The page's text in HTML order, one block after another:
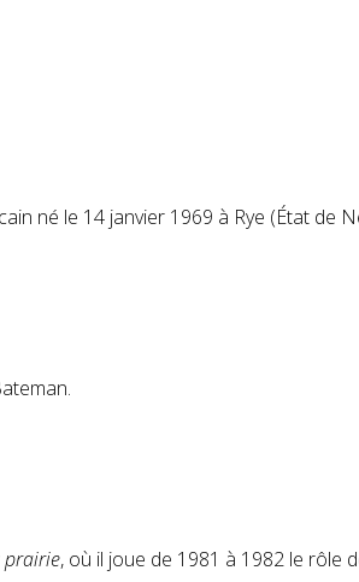
né le 14 janvier 1969 à Rye (État de
prairie, où il joue de 1981 à 1982 le rôle